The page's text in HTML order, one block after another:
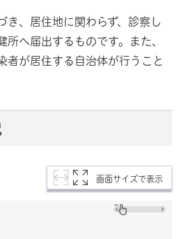
き、居住地に関わらず、診察し
所へ届出するものです。また、
者が居住する自治体が行うこと
画面サイズで表示